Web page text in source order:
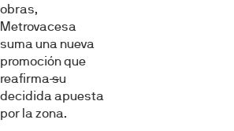
obras,
Metrovacesa
suma una nueva
promoción que
reafirmasu
decidida apuesta
por la zona.